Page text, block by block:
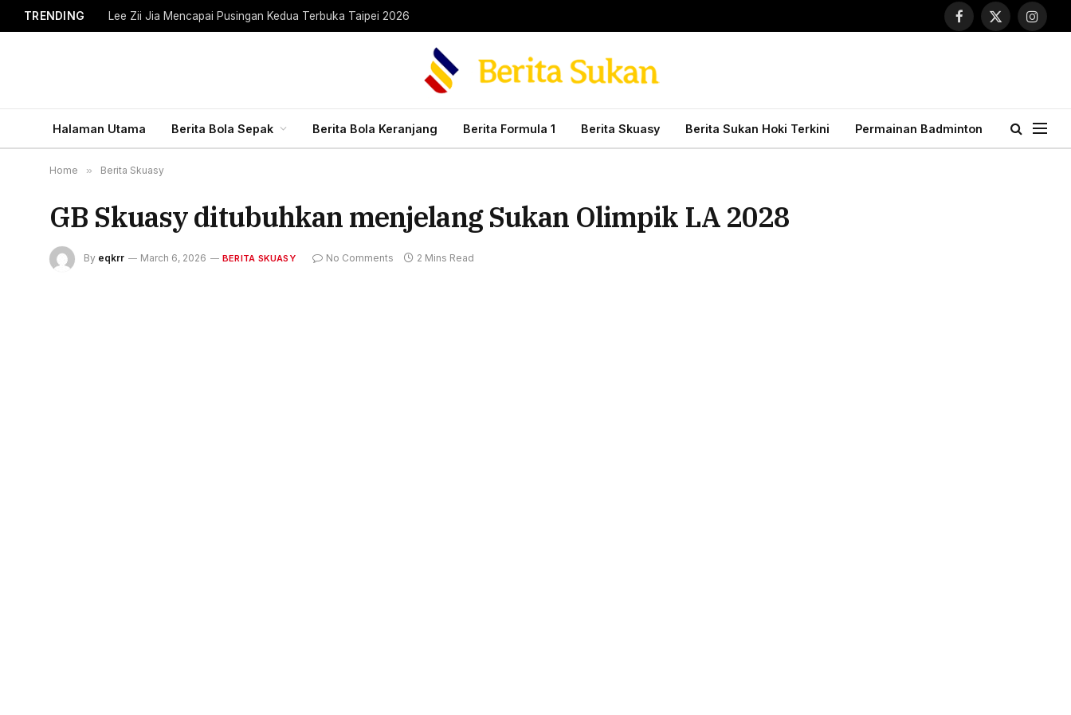
TRENDING Lee Zii Jia Mencapai Pusingan Kedua Terbuka Taipei 2026
Facebook
X
Halaman Utama Berita Bola Sepak Berita Bola Keranjang Berita Formula 1 Berita Skuasy Berita Sukan Hoki Terkini Permainan Badminton
Home » Berita Skuasy
GB Skuasy ditubuhkan menjelang Sukan Olimpik LA 2028
By eqkrr March 6, 2026 BERITA SKUASY No Comments 2 Mins Read